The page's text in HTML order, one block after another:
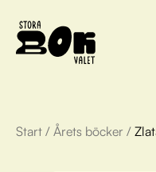
Årets
Start / Årets böcker /